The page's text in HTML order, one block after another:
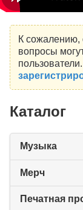
К сожалению,
вопросы
Каталог
Музыка
Мерч
Печатная